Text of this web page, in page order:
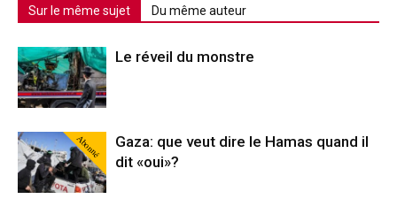
Sur le même sujet Du même auteur
Le réveil du monstre
Abonné
Gaza: que veut dire le Hamas quand il
dit «oui»?